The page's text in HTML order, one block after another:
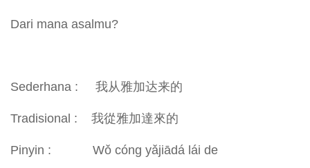
Dari mana asalmu?
Sederhana : 我从雅加达来的
Tradisional : 我從雅加達來的
Pinyin : Wǒ cóng yǎjiādá lái de